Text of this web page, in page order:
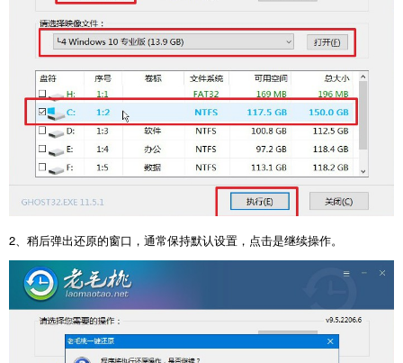
2、稍后弹出还原的窗口，通常保持默认设置，点击是继续操作。